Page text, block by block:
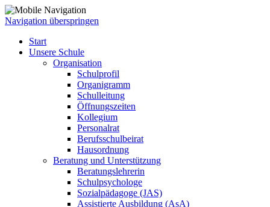
Navigation überspringen
Start
Unsere Schule
Organisation
Schulprofil
Organigramm
Schulleitung
Öffnungszeiten
Kollegium
Personalrat
Berufsschulbeirat
Hausordnung
Beratung und Unterstützung
Beratungslehrerin
Schulpsychologe
Sozialpädagoge (JAS)
Assistierte Ausbildung (AsA)